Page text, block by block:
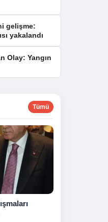
gelişme:
yakalandı
Olay: Yangın
Tümü